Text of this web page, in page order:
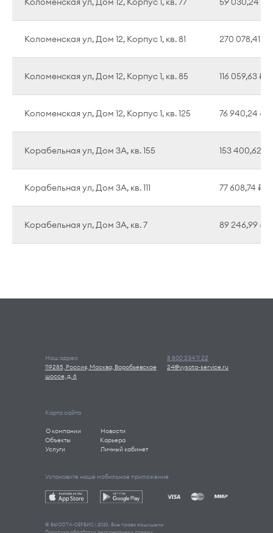
Коломенская ул, Дом 12, Корпус 1, кв. 81 270 078,41 ₽
Коломенская ул, Дом 12, Корпус 1, кв. 85 116 059,63 ₽
Коломенская ул, Дом 12, Корпус 1, кв. 125 76 940,24 ₽
Корабельная ул, Дом 3А, кв. 155 153 400,62 ₽
Корабельная ул, Дом 3А, кв. 111 77 608,74 ₽
Корабельная ул, Дом 3А, кв. 7 89 246,99 ₽
Наш адрес
8 800 234 11 22
24@vysota-service.ru
Установите наше мобильное приложение
Карта сайта
О компании
Объекты
Услуги
Новости
Карьера
Личный кабинет
© ВЫСОТА-СEРВИС | 2023. Все права защищены
Политика обработки персональных данных
119285, Россия, Москва, Воробьевское
шоссе, д. 6